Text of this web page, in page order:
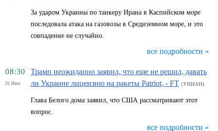
За ударом Украины по танкеру Ирана в Каспийском море
последовала атака на газовозы в Средиземном море, и это
совпадение не случайно.
все подробности »
08:30
31 Июл
Трамп неожиданно заявил, что еще не решил, давать
ли Украине лицензию на ракеты Patriot, - FT (УНИАН)
Глава Белого дома заявил, что США рассматривают этот
вопрос.
все подробности »